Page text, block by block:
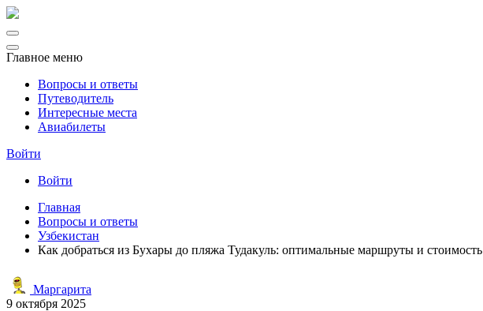
Главное меню
Вопросы и ответы
Путеводитель
Интересные места
Авиабилеты
Войти
Войти
Главная
Вопросы и ответы
Узбекистан
Как добраться из Бухары до пляжа Тудакуль: оптимальные маршруты и стоимость
Маргарита
9 октября 2025